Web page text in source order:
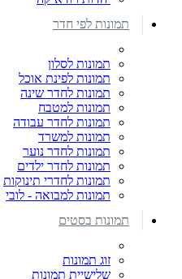
תמונות לפי חדר
תמונות לסלון
תמונות לפינת אוכל
תמונות לחדר שינה
תמונות למטבח
תמונות לחדר עבודה
תמונות למשרד
תמונות לחדר נוער
תמונות לחדר ילדים
תמונות לחדרי תינוקות
תמונות למבואה - לובי
תמונות בסטים
זוג תמונות
שלישיית תמונות